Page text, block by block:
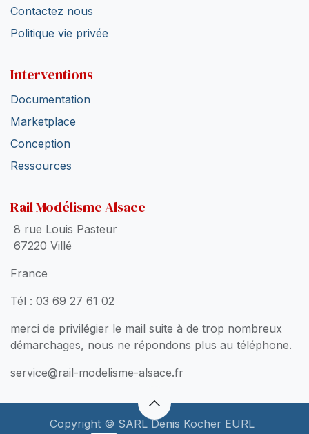
Contactez nous
Politique vie privée
Interventions
Documentation
Marketplace
Conception
Ressources
Rail Modélisme Alsace
8 rue Louis Pasteur
67220 Villé
France
Tél : 03 69 27 61 02
merci de privilégier le mail suite à de trop nombreux
démarchages, nous ne répondons plus au téléphone.
service@rail-modelisme-alsace.fr
Copyright © SARL Denis Kocher EURL